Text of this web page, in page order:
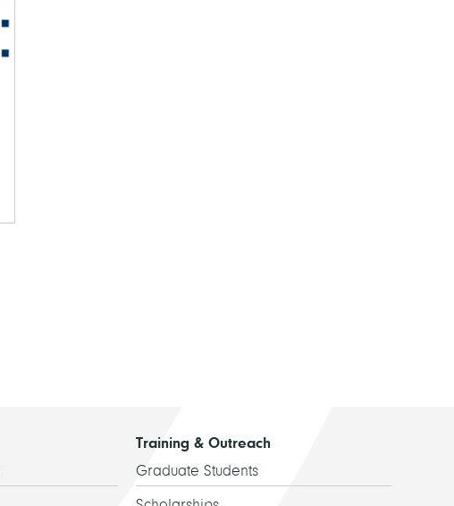
Training & Outreach
Graduate Students